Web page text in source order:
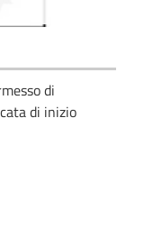
di
di inizio